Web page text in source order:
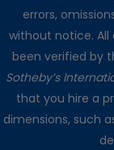
errors,
without notice.
been verified by
Sotheby’s
that you hire a
dimensions, such